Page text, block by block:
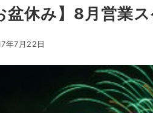
盆休み】8月営業
年7月22日